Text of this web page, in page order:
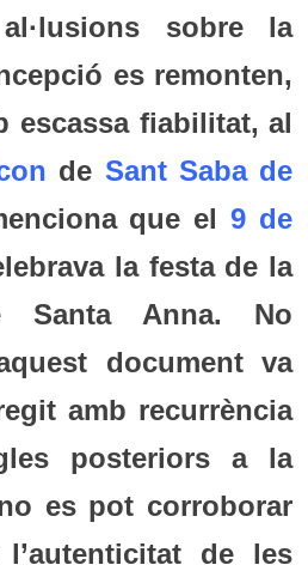
sobre la
es remonten,
escassa fiabilitat, al
de Sant Saba de
que el9 de
la festa de la
Santa Anna. No
document va
amb recurrència
posteriors a la
es pot corroborar
de les